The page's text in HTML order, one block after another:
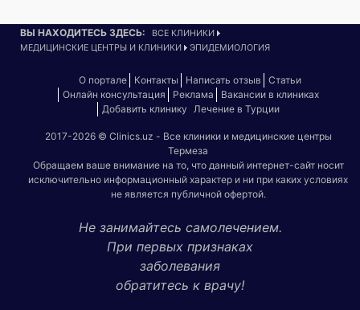
ВЫ НАХОДИТЕСЬ ЗДЕСЬ:
ВСЕ КЛИНИКИ
МЕДИЦИНСКИЕ ЦЕНТРЫ И КЛИНИКИ
ЭПИДЕМИОЛОГИЯ
О портале Контакты Написать отзыв
Статьи
Онлайн консультация
Реклама
Вакансии в клиниках
Добавить клинику
Лечение в Турции
2017-2026 © Clinics.uz - Все клиники и медицинские центры
Термеза
Обращаем ваше внимание на то, что данный интернет-сайт носит
исключительно информационный характер и ни при каких условиях
не является публичной офертой.
Не занимайтесь самолечением.
При первых признаках
заболевания
обратитесь к врачу!